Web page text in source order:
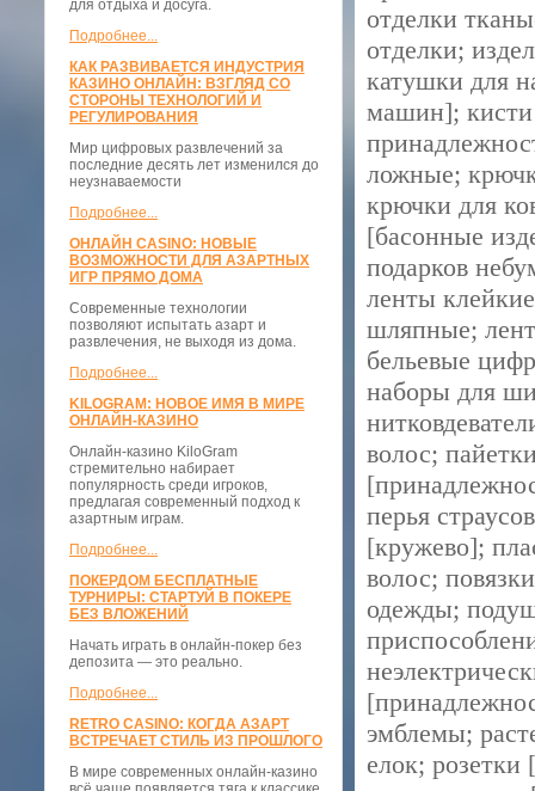
для отдыха и досуга.
Подробнее...
КАК РАЗВИВАЕТСЯ ИНДУСТРИЯ
КАЗИНО ОНЛАЙН: ВЗГЛЯД СО
СТОРОНЫ ТЕХНОЛОГИЙ И
РЕГУЛИРОВАНИЯ
Мир цифровых развлечений за
последние десять лет изменился до
неузнаваемости
Подробнее...
ОНЛАЙН CASINO: НОВЫЕ
ВОЗМОЖНОСТИ ДЛЯ АЗАРТНЫХ
ИГР ПРЯМО ДОМА
Современные технологии
позволяют испытать азарт и
развлечения, не выходя из дома.
Подробнее...
KILOGRAM: НОВОЕ ИМЯ В МИРЕ
ОНЛАЙН-КАЗИНО
Онлайн-казино KiloGram
стремительно набирает
популярность среди игроков,
предлагая современный подход к
азартным играм.
Подробнее...
ПОКЕРДОМ БЕСПЛАТНЫЕ
ТУРНИРЫ: СТАРТУЙ В ПОКЕРЕ
БЕЗ ВЛОЖЕНИЙ
Начать играть в онлайн-покер без
депозита — это реально.
Подробнее...
RETRO CASINO: КОГДА АЗАРТ
ВСТРЕЧАЕТ СТИЛЬ ИЗ ПРОШЛОГО
В мире современных онлайн-казино
отделки
отделки;
катушки для
машин]; кисти
ложные;
крючки для
[басонные
подарков
ленты
шляпные;
бельевые
наборы для
волос;
перья
[кружево];
волос;
одежды;
эмблемы;
елок;